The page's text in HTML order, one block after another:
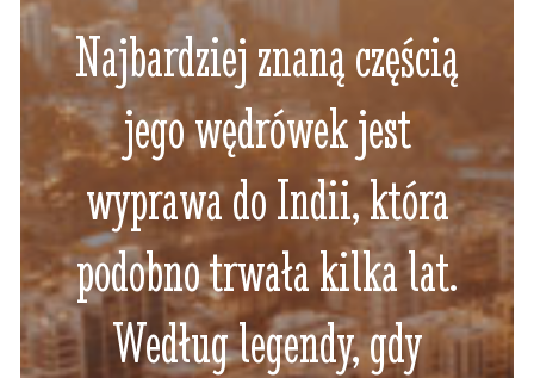
Najbardziej znaną częścią
jego wędrówek jest
wyprawa do Indii, która
podobno trwała kilka lat.
Według legendy, gdy